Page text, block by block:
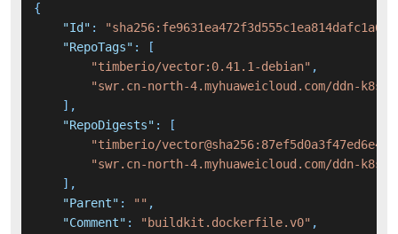
{
"Id" :
"RepoTags" :
[
"timberio/vector:0.41.1-debian" ,
"swr.cn-north-4.myhuaweicloud.com/ddn-
] ,
"RepoDigests" :
[
"timberio/
"swr.cn-north-4.myhuaweicloud.com/ddn-k8s/
] ,
"Parent" : "" ,
"Comment" : "buildkit.dockerfile.v0" ,